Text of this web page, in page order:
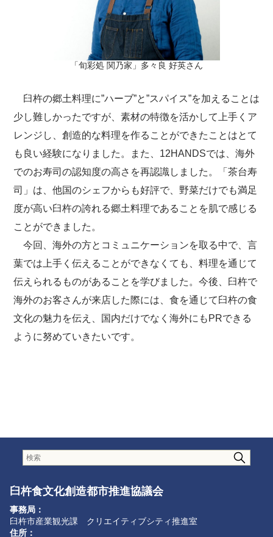
「旬彩処 関乃家」多々良 好英さん
臼杵の郷土料理に”ハーブ”と”スパイス”を加えることは
少し難しかったですが、素材の特徴を活かして上手くア
レンジし、創造的な料理を作ることができたことはとて
も良い経験になりました。また、12HANDSでは、海外
でのお寿司の認知度の高さを再認識しました。「茶台寿
司」は、他国のシェフからも好評で、野菜だけでも満足
度が高い臼杵の誇れる郷土料理であることを肌で感じる
ことができました。
今回、海外の方とコミュニケーションを取る中で、言
葉では上手く伝えることができなくても、料理を通じて
伝えられるものがあることを学びました。今後、臼杵で
海外のお客さんが来店した際には、食を通じて臼杵の食
文化の魅力を伝え、国内だけでなく海外にもPRできる
ように努めていきたいです。
臼杵食文化創造都市推進協議会
事務局：
臼杵市産業観光課 クリエイティブシティ推進室
住所：